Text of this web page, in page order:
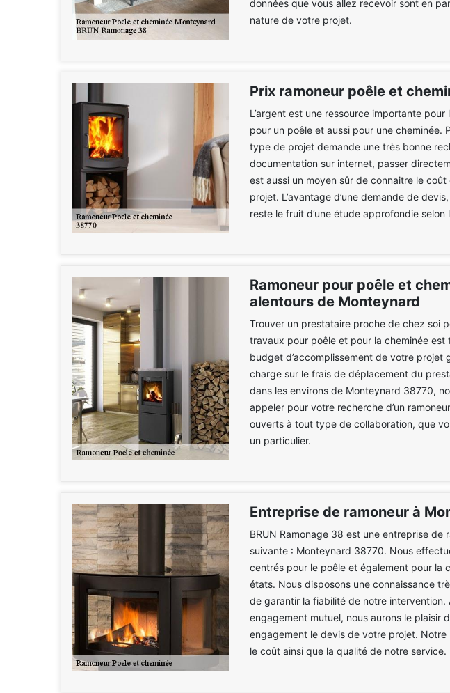
données que vous allez recevoir sont en
nature de votre projet.
Prix ramoneur poêle et
L’argent est une ressource importante pour
pour un poêle et aussi pour une cheminée.
type de projet demande une très bonne
documentation sur internet, passer
est aussi un moyen sûr de connaitre le
projet. L’avantage d’une demande de
reste le fruit d’une étude approfondie
Ramoneur pour poêle et
alentours de Monteynard
Trouver un prestataire proche de chez soi
travaux pour poêle et pour la cheminée est
budget d’accomplissement de votre projet
charge sur le frais de déplacement du
dans les environs de Monteynard 38770,
appeler pour votre recherche d’un
ouverts à tout type de collaboration, que
un particulier.
Entreprise de ramoneur à
BRUN Ramonage 38 est une entreprise de
suivante : Monteynard 38770. Nous
centrés pour le poêle et également pour la
états. Nous disposons une connaissance
de garantir la fiabilité de notre intervention.
engagement mutuel, nous aurons le plaisir
engagement le devis de votre projet. Notre
le coût ainsi que la qualité de notre service.